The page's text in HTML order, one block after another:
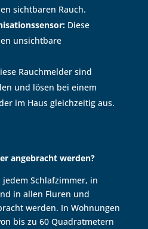
sichtbaren Rauch.
Diese
unsichtbare
Rauchmelder sind
und lösen bei einem
im Haus gleichzeitig aus.
angebracht werden?
Schlafzimmer, in
in allen Fluren und
werden. In Wohnungen
bis zu 60 Quadratmetern